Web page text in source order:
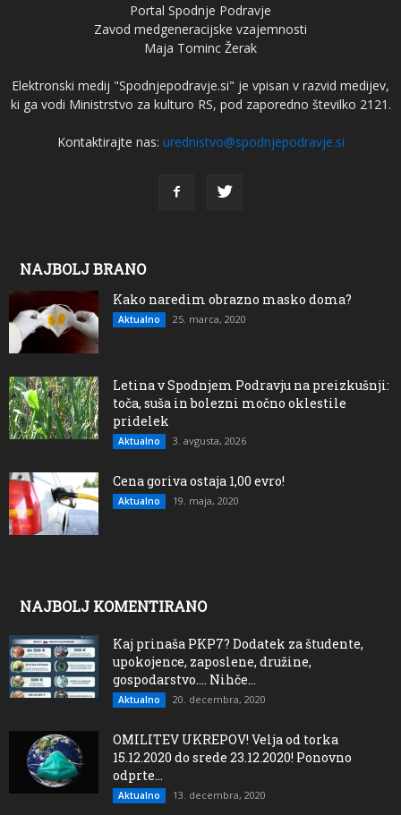
Portal Spodnje Podravje
Zavod medgeneracijske vzajemnosti
Maja Tominc Žerak
Elektronski medij "Spodnjepodravje.si" je vpisan v razvid medijev,
ki ga vodi Ministrstvo za kulturo RS, pod zaporedno številko 2121.
Kontaktirajte nas: urednistvo@spodnjepodravje.si
NAJBOLJ BRANO
Kako naredim obrazno masko doma?
Aktualno 25. marca, 2020
Letina v Spodnjem Podravju na preizkušnji:
toča, suša in bolezni močno oklestile
pridelek
Aktualno 3. avgusta, 2026
Cena goriva ostaja 1,00 evro!
Aktualno 19. maja, 2020
NAJBOLJ KOMENTIRANO
Kaj prinaša PKP7? Dodatek za študente,
upokojence, zaposlene, družine,
gospodarstvo…. Nihče...
Aktualno 20. decembra, 2020
OMILITEV UKREPOV! Velja od torka
15.12.2020 do srede 23.12.2020! Ponovno
odprte...
Aktualno 13. decembra, 2020